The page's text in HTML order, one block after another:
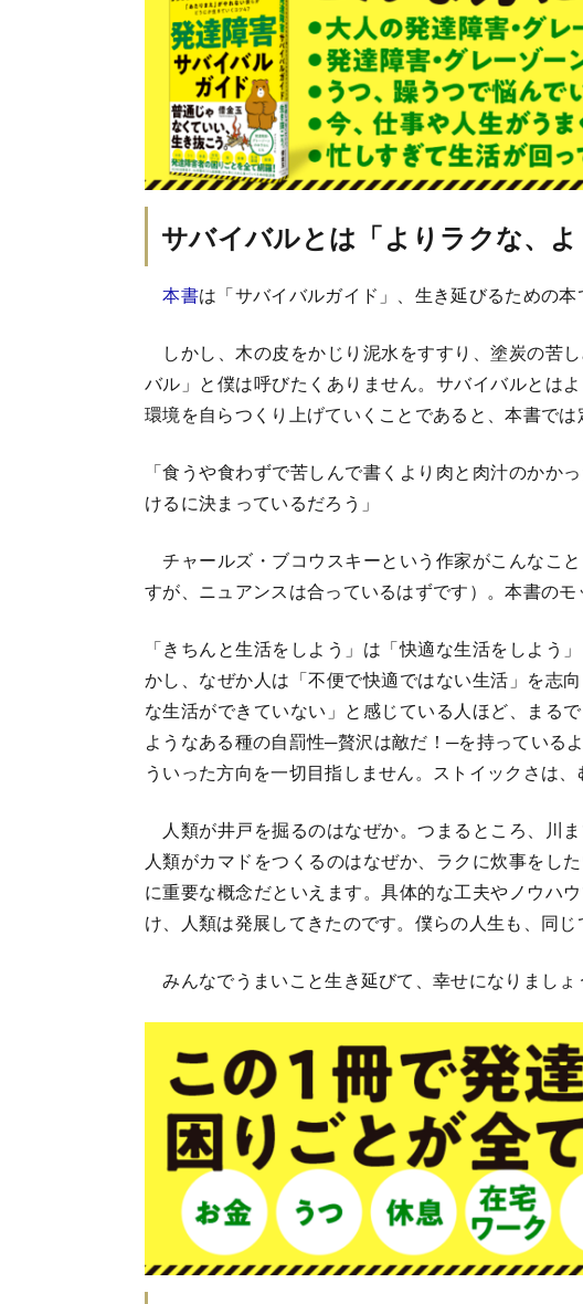
サバイバルとは「よりラクな、
本書は「サバイバルガイド」、生き延びるための本
しかし、木の皮をかじり泥水をすすり、塗炭の苦
バル」と僕は呼びたくありません。サバイバルとは
環境を自らつくり上げていくことであると、本書では
「食うや食わずで苦しんで書くより肉と肉汁のかか
けるに決まっているだろう」
チャールズ・ブコウスキーという作家がこんなこ
すが、ニュアンスは合っているはずです）。本書のモ
「きちんと生活をしよう」は「快適な生活をしよう
かし、なぜか人は「不便で快適ではない生活」を志
な生活ができていない」と感じている人ほど、まる
ようなある種の自罰性─贅沢は敵だ！─を持っている
ういった方向を一切目指しません。ストイックさは、
人類が井戸を掘るのはなぜか。つまるところ、川
人類がカマドをつくるのはなぜか、ラクに炊事をし
に重要な概念だといえます。具体的な工夫やノウハ
け、人類は発展してきたのです。僕らの人生も、同じ
みんなでうまいこと生き延びて、幸せになりましょ